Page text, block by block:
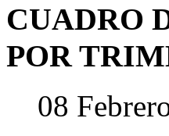
CUADRO
POR
08